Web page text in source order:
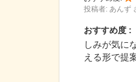
投稿者: あんず
おすすめ度 :
しみが気に
える形で提